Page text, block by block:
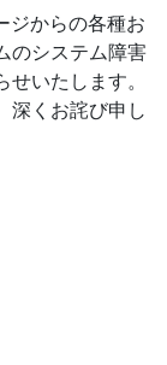
ジからの各種お
のシステム障害
いたします。
深くお詫び申し